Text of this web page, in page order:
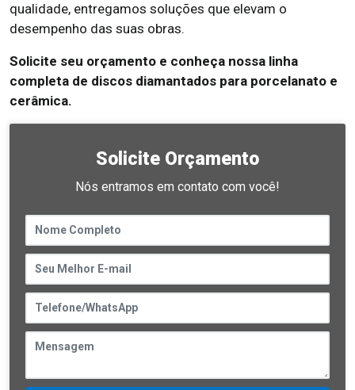
qualidade, entregamos soluções que elevam o
desempenho das suas obras.
Solicite seu orçamento e conheça nossa linha
completa de discos diamantados para porcelanato e
cerâmica.
Solicite Orçamento
Nós entramos em contato com você!